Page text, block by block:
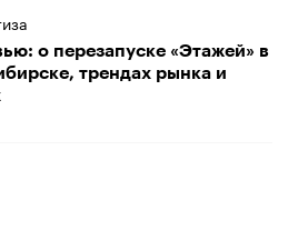
о перезапуске «Этажей» в
трендах рынка и